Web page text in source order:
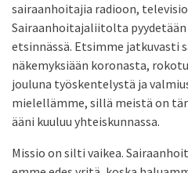
sairaanhoitajia radioon,
Sairaanhoitajaliitolta
etsinnässä. Etsimme jatkuvasti
näkemyksiään koronasta,
jouluna työskentelystä ja
mielellämme, sillä meistä on
ääni kuuluu yhteiskunnassa.
Missio on silti vaikea.